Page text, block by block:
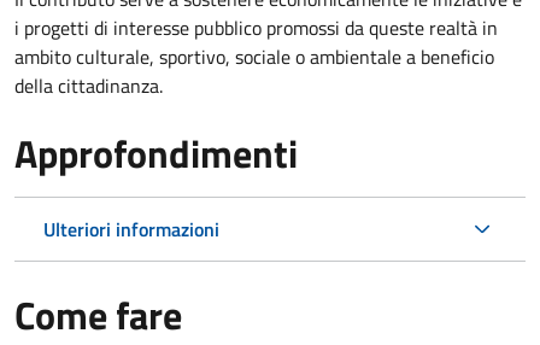
i progetti di interesse pubblico promossi da queste realtà in
ambito culturale, sportivo, sociale o ambientale a beneficio
della cittadinanza.
Approfondimenti
Ulteriori informazioni
Come fare